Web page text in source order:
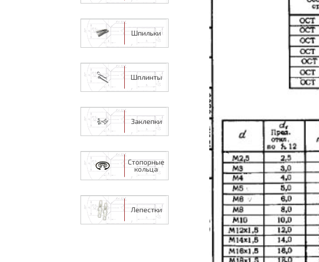
Шпильки
Шплинты
Заклепки
Стопорные
кольца
Лепестки